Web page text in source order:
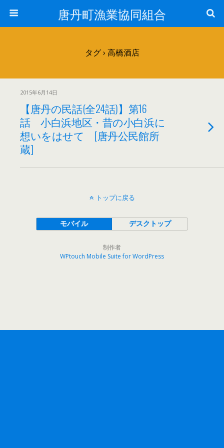
唐丹町漁業協同組合
タグ › 高橋酒店
2015年6月14日
【唐丹の民話(全24話)】第16
話 小白浜地区・昔の小白浜に
想いをはせて [唐丹公民館所
蔵]
トップに戻る
モバイル デスクトップ
制作者
WPtouch Mobile Suite for WordPress